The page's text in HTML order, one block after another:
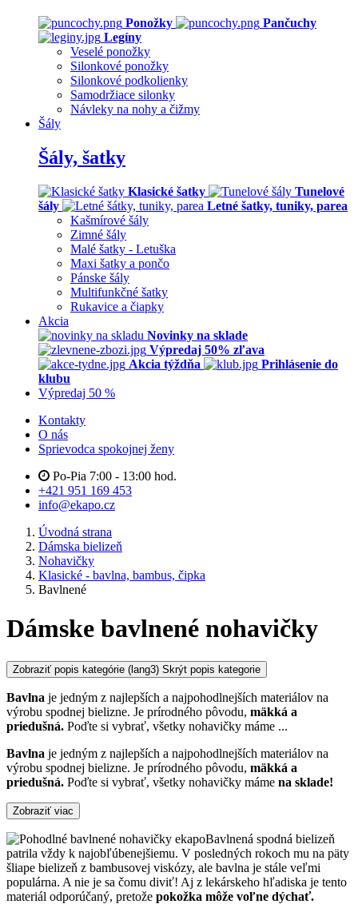
Ponožky
Pančuchy
Legíny
Veselé ponožky
Silonkové ponožky
Silonkové podkolienky
Samodržiace silonky
Návleky na nohy a čižmy
Šály
Šály, šatky
Klasické šatky
Tunelové
šály
Letné šatky, tuniky, parea
Kašmírové šály
Zimné šály
Malé šatky - Letuška
Maxi šatky a pončo
Pánske šály
Multifunkčné šatky
Rukavice a čiapky
Akcia
Novinky na sklade
Výpredaj 50% zľava
Akcia týždňa
Prihlásenie do
klubu
Výpredaj 50 %
Kontakty
O nás
Sprievodca spokojnej ženy
Po-Pia 7:00 - 13:00 hod.
+421 951 169 453
info@ekapo.cz
Úvodná strana
Dámska bielizeň
Nohavičky
Klasické - bavlna, bambus, čipka
Bavlnené
Dámske bavlnené nohavičky
Zobraziť popis kategórie (lang3) Skrýt popis kategorie
Bavlna je jedným z najlepších a najpohodlnejších materiálov na
výrobu spodnej bielizne. Je prírodného pôvodu, mäkká a
priedušná. Poďte si vybrať, všetky nohavičky máme ...
Bavlna je jedným z najlepších a najpohodlnejších materiálov na
výrobu spodnej bielizne. Je prírodného pôvodu, mäkká a
priedušná. Poďte si vybrať, všetky nohavičky máme na sklade!
Zobraziť viac
Bavlnená spodná bielizeň
patrila vždy k najobľúbenejšiemu. V posledných rokoch mu na päty
šliape bielizeň z bambusovej viskózy, ale bavlna je stále veľmi
populárna. A nie je sa čomu diviť! Aj z lekárskeho hľadiska je tento
materiál odporúčaný, pretože pokožka môže voľne dýchať.